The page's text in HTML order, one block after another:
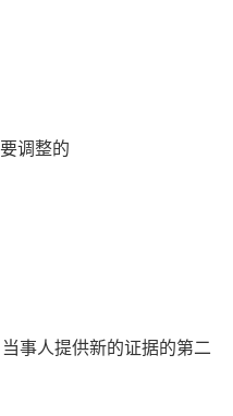
调整的
事人提供新的证据的第二